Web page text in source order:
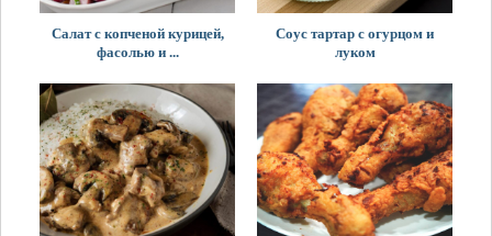
Салат с копченой курицей,
фасолью и ...
Соус тартар с огурцом и
луком